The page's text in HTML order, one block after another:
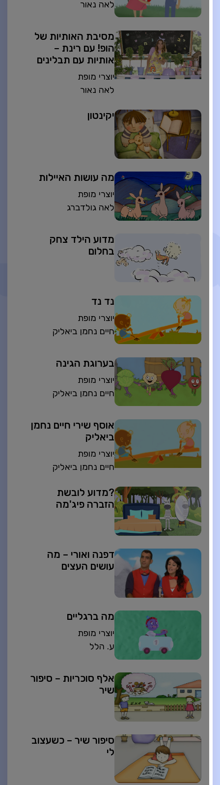
לאה נאור
מסיבת האותיות של
הופ! עם רינת –
אותיות עם תבלינים
יוצרי מופת
לאה נאור
יקינטון
מה עושות האיילות
יוצרי מופת
לאה גולדברג
מדוע הילד צחק
בחלום
נד נד
יוצרי מופת
חיים נחמן ביאליק
בערוגת הגינה
יוצרי מופת
חיים נחמן ביאליק
אוסף שירי חיים נחמן
ביאליק
יוצרי מופת
חיים נחמן ביאליק
?מדוע לובשת
הזברה פיג'מה
דפנה ואורי – מה
עושים העצים
מה ברגליים
יוצרי מופת
ע. הלל
אלף סוכריות – סיפור
שיר
סיפור שיר – כשעצוב